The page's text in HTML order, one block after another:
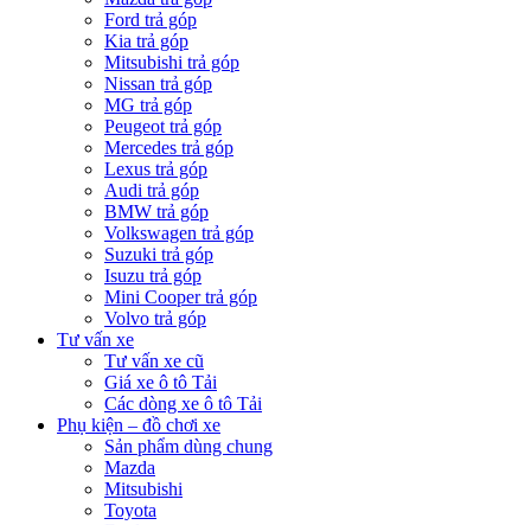
Ford trả góp
Kia trả góp
Mitsubishi trả góp
Nissan trả góp
MG trả góp
Peugeot trả góp
Mercedes trả góp
Lexus trả góp
Audi trả góp
BMW trả góp
Volkswagen trả góp
Suzuki trả góp
Isuzu trả góp
Mini Cooper trả góp
Volvo trả góp
Tư vấn xe
Tư vấn xe cũ
Giá xe ô tô Tải
Các dòng xe ô tô Tải
Phụ kiện – đồ chơi xe
Sản phẩm dùng chung
Mazda
Mitsubishi
Toyota